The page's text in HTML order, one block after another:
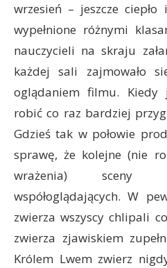
wrzesień – jeszcze ciepło
wypełnione różnymi
nauczycieli na skraju
każdej sali zajmowało
oglądaniem filmu. Kiedy
robić co raz bardziej
Gdzieś tak w połowie
sprawę, że kolejne (nie
wrażenia) sceny
współoglądających. W
zwierza wszyscy chlipali
zwierza zjawiskiem
Królem Lwem zwierz